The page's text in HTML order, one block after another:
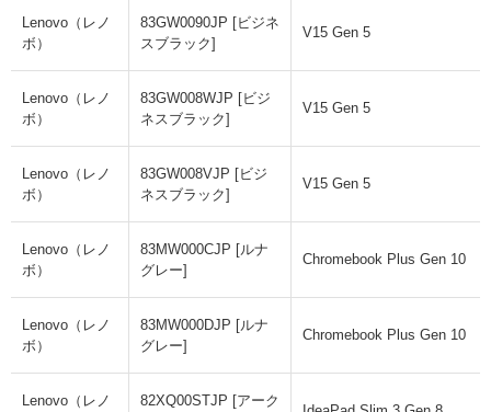
Lenovo（レノ
ボ）
83GW0090JP [ビジネ
スブラック]
V15 Gen 5
Lenovo（レノ
ボ）
83GW008WJP [ビジ
ネスブラック]
V15 Gen 5
Lenovo（レノ
ボ）
83GW008VJP [ビジ
ネスブラック]
V15 Gen 5
Lenovo（レノ
ボ）
83MW000CJP [ルナ
グレー]
Chromebook Plus Gen 10
Lenovo（レノ
ボ）
83MW000DJP [ルナ
グレー]
Chromebook Plus Gen 10
Lenovo（レノ
82XQ00STJP [アーク